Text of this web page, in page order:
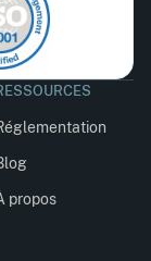
propos